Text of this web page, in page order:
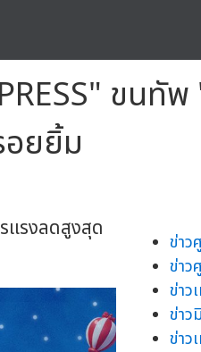
ขนทั
ยยิ้ม
แรงลดสูงสุด
ข่าว
ข่าว
ข่าว
ข่าว
ข่าว